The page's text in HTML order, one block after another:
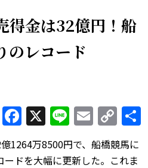
得金は32億円！船
のレコード
Facebook
X LineEmail
1264万8500円で、船橋競馬に
ドを大幅に更新した。これま